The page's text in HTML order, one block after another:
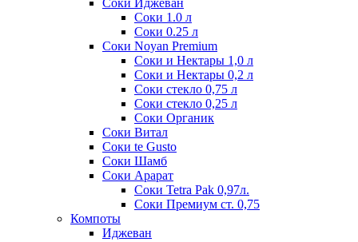
Соки Иджеван
Соки 1.0 л
Соки 0.25 л
Соки Noyan Premium
Соки и Нектары 1,0 л
Соки и Нектары 0,2 л
Соки стекло 0,75 л
Соки стекло 0,25 л
Соки Органик
Соки Витал
Соки te Gusto
Соки Шамб
Соки Арарат
Соки Tetra Pak 0,97л.
Соки Премиум ст. 0,75
Компоты
Иджеван